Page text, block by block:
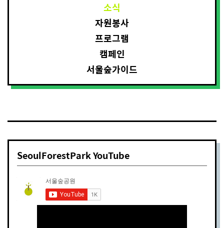
소식
자원봉사
프로그램
캠페인
서울숲가이드
SeoulForestPark YouTube